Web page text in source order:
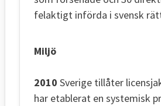
felaktigt införda i svensk
Miljö
2010 Sverige tillåter
har etablerat en systemisk